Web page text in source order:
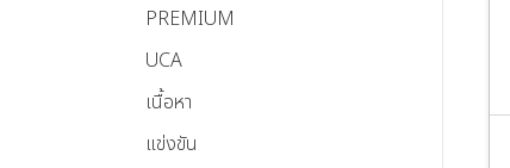
PREMIUM
UCA
เนื้อหา
แข่งขัน